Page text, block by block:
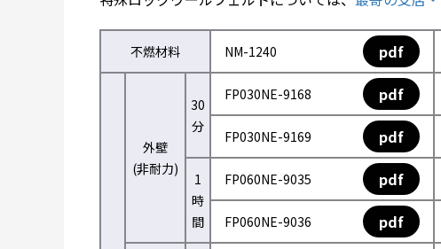
不燃材料 NM-1240 pdf
外壁
(非耐力)
30
分
FP030NE-9168 pdf
FP030NE-9169 pdf
1
時
間
FP060NE-9035 pdf
FP060NE-9036 pdf